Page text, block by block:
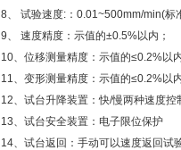
8、 试验速度:：0.01~500mm/min(标
9、 速度精度：示值的±0.5%以内；
10、位移测量精度：示值的≤0.2%以
11、变形测量精度：示值的≤0.2%以
12、试台升降装置：快/慢两种速度控
13、试台安全装置：电子限位保护
14、试台返回：手动可以速度返回试